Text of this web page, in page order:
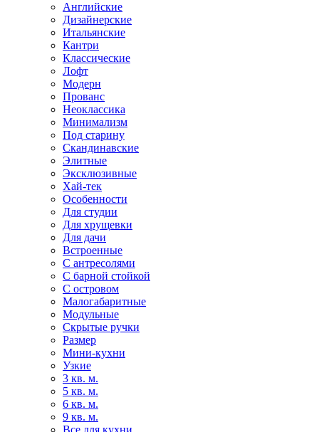
Английские
Дизайнерские
Итальянские
Кантри
Классические
Лофт
Модерн
Прованс
Неоклассика
Минимализм
Под старину
Скандинавские
Элитные
Эксклюзивные
Хай-тек
Особенности
Для студии
Для хрущевки
Для дачи
Встроенные
С антресолями
С барной стойкой
С островом
Малогабаритные
Модульные
Скрытые ручки
Размер
Мини-кухни
Узкие
3 кв. м.
5 кв. м.
6 кв. м.
9 кв. м.
Все для кухни